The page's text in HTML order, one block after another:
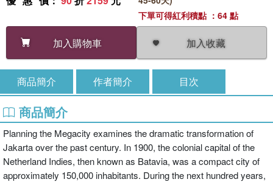
加入購物車 加入收藏
下單可得紅利積點 ：64 點
商品簡介 作者簡介 目次
商品簡介
Planning the Megacity examines the dramatic transformation of
Jakarta over the past century. In 1900, the colonial capital of the
Netherland Indies, then known as Batavia, was a compact city of
approximately 150,000 inhabitants. During the next hundred years,